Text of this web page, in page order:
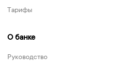
Тарифы
О банке
Руководство